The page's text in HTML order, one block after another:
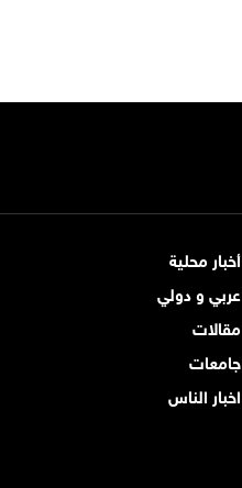
أخبار محلية
عربي و دولي
مقالات
جامعات
اخبار الناس